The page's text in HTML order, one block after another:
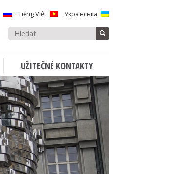
Tiếng Việt Українська
UŽITEČNÉ KONTAKTY